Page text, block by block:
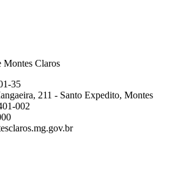
Montes Claros
35
211 - Santo Expedito, Montes
002